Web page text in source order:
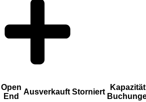
Open
End
Ausverkauft Storniert